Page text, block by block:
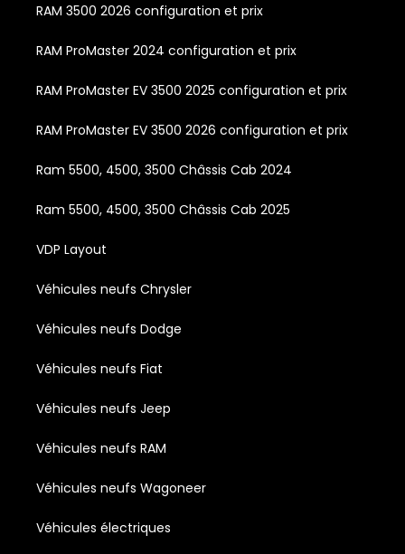
RAM 3500 2026 configuration et prix
RAM ProMaster 2024 configuration et prix
RAM ProMaster EV 3500 2025 configuration et prix
RAM ProMaster EV 3500 2026 configuration et prix
Ram 5500, 4500, 3500 Châssis Cab 2024
Ram 5500, 4500, 3500 Châssis Cab 2025
VDP Layout
Véhicules neufs Chrysler
Véhicules neufs Dodge
Véhicules neufs Fiat
Véhicules neufs Jeep
Véhicules neufs RAM
Véhicules neufs Wagoneer
Véhicules électriques